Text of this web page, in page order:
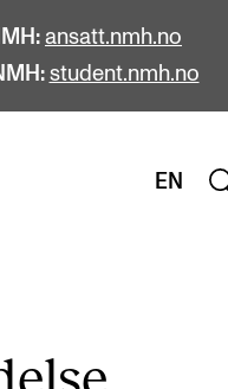
ansatt.nmh.no
student.nmh.no
EN